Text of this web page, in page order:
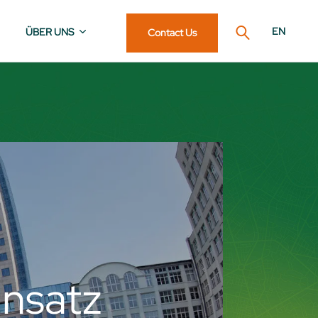
ÜBER UNS Contact Us EN